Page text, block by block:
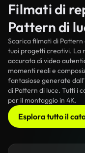
Filmati di
Pattern di
Scarica filmati di
tuoi progetti creativi. La
accurata di video
momenti reali e
fantasiose generate
di Pattern di luce. Tutti i
per il montaggio in 4K.
Esplora tutto il